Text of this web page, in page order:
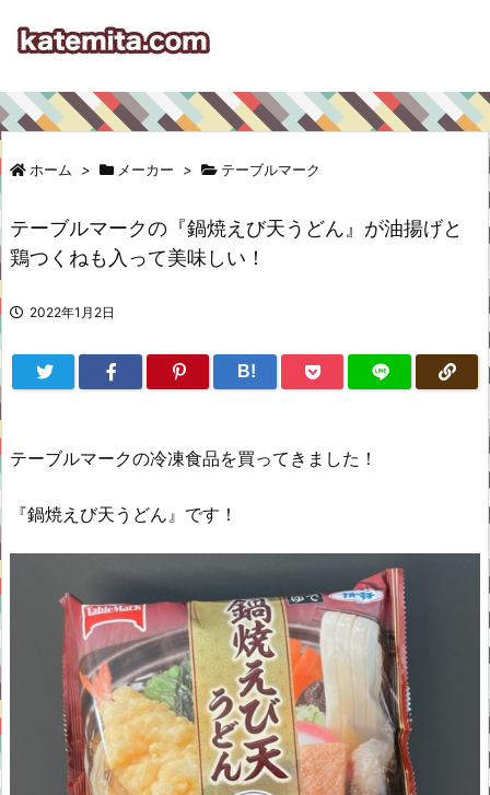
ホーム > メーカー > テーブルマーク
テーブルマークの『鍋焼えび天うどん』が油揚げと
鶏つくねも入って美味しい！
2022年1月2日
B!
テーブルマークの冷凍食品を買ってきました！
『鍋焼えび天うどん』です！